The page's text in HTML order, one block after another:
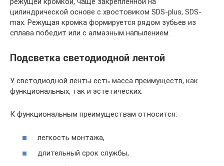
цилиндрической основе с хвостовиком SDS-plus, SDS-
max. Режущая кромка формируется рядом зубьев из
сплава победит или с алмазным напылением.
Подсветка светодиодной лентой
У светодиодной ленты есть масса преимуществ, как
функциональных, так и эстетических.
К функциональным преимуществам относится:
легкость монтажа,
длительный срок службы,